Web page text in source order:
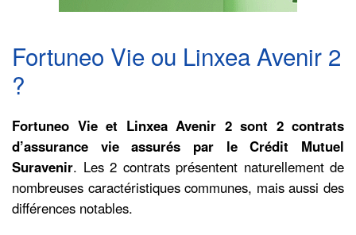
Fortuneo Vie ou Linxea Avenir 2
?
Fortuneo Vie et Linxea Avenir 2 sont 2 contrats
d’assurance vie assurés par le Crédit Mutuel
Suravenir. Les 2 contrats présentent naturellement de
nombreuses caractéristiques communes, mais aussi des
différences notables.